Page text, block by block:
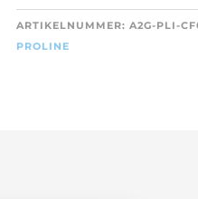
F00333/S
MENGE
T
E
ARTIKELNUMMER:A2G-PLI-
PROLINE